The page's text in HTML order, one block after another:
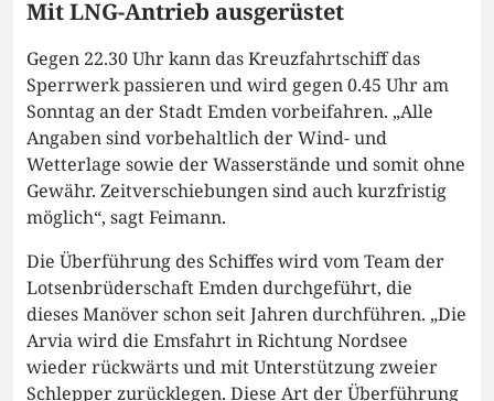
Mit LNG-Antrieb ausgerüstet
Gegen 22.30 Uhr kann das Kreuzfahrtschiff das
Sperrwerk passieren und wird gegen 0.45 Uhr am
Sonntag an der Stadt Emden vorbeifahren. „Alle
Angaben sind vorbehaltlich der Wind- und
Wetterlage sowie der Wasserstände und somit ohne
Gewähr. Zeitverschiebungen sind auch kurzfristig
möglich“, sagt Feimann.
Die Überführung des Schiffes wird vom Team der
Lotsenbrüderschaft Emden durchgeführt, die
dieses Manöver schon seit Jahren durchführen. „Die
Arvia wird die Emsfahrt in Richtung Nordsee
wieder rückwärts und mit Unterstützung zweier
Schlepper zurücklegen. Diese Art der Überführung